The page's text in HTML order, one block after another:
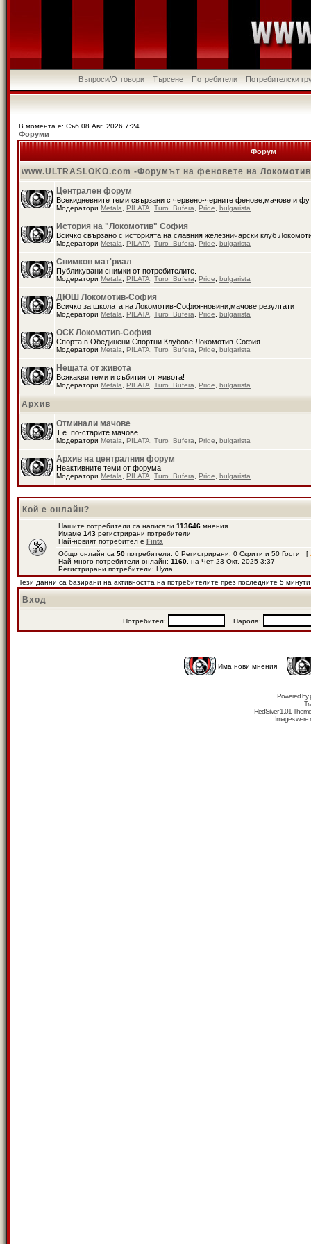
Въпроси/Отговори Търсене Потребители Потребителски
В момента е: Съб 08 Авг, 2026 7:24
Форуми
Форум
www.ULTRASLOKO.com -Форумът на феновете на
Централен форум
Всекидневните теми свързани с червено-черните фенове,мачове и
Модератори Metala PILATA Turo_Bufera Pride bulgarista
История на "Локомотив" София
Всичко свързано с историята на славния железничарски клуб
Модератори Metala PILATA Turo_Bufera Pride bulgarista
Снимков мат'риал
Публикувани снимки от потребителите.
Модератори Metala PILATA Turo_Bufera Pride bulgarista
ДЮШ Локомотив-София
Всичко за школата на Локомотив-София-новини,мачове,резултати
Модератори Metala PILATA Turo_Bufera Pride bulgarista
ОСК Локомотив-София
Спорта в Обединени Спортни Клубове Локомотив-София
Модератори Metala PILATA Turo_Bufera Pride bulgarista
Нещата от живота
Всякакви теми и събития от живота!
Модератори Metala PILATA Turo_Bufera Pride bulgarista
Архив
Отминали мачове
Т.е. по-старите мачове.
Модератори Metala PILATA Turo_Bufera Pride bulgarista
Архив на централния форум
Неактивните теми от форума
Модератори Metala PILATA Turo_Bufera Pride bulgarista
Кой е онлайн?
Нашите потребители са написали 113646 мнения
Имаме 143 регистрирани потребители
Най-новият потребител е Finta
Общо онлайн са 50 потребители: 0 Регистрирани, 0 Скрити и 50 Гости [
Най-много потребители онлайн: 1160 , на Чет 23 Окт, 2025 3:37
Регистрирани потребители: Нула
Тези данни са базирани на активността на потребителите през последните 5 минути
Вход
Потребител: Парола:
Има нови мнения
Powered by
RedSilver 1.01
Images were